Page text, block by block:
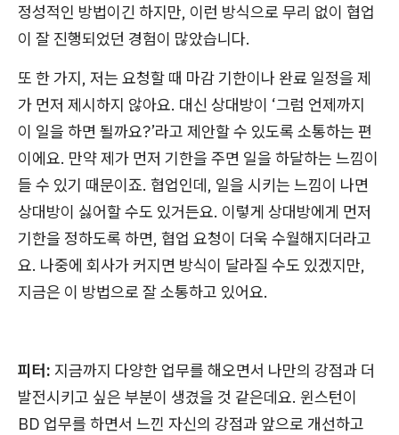
정성적인 방법이긴 하지만, 이런 방식으로 무리 없이 협업
이 잘 진행되었던 경험이 많았습니다.
또 한 가지, 저는 요청할 때 마감 기한이나 완료 일정을 제
가 먼저 제시하지 않아요. 대신 상대방이 ‘그럼 언제까지
이 일을 하면 될까요?’라고 제안할 수 있도록 소통하는 편
이에요. 만약 제가 먼저 기한을 주면 일을 하달하는 느낌이
들 수 있기 때문이죠. 협업인데, 일을 시키는 느낌이 나면
상대방이 싫어할 수도 있거든요. 이렇게 상대방에게 먼저
기한을 정하도록 하면, 협업 요청이 더욱 수월해지더라고
요. 나중에 회사가 커지면 방식이 달라질 수도 있겠지만,
지금은 이 방법으로 잘 소통하고 있어요.
피터: 지금까지 다양한 업무를 해오면서 나만의 강점과 더
발전시키고 싶은 부분이 생겼을 것 같은데요. 윈스턴이
BD 업무를 하면서 느낀 자신의 강점과 앞으로 개선하고